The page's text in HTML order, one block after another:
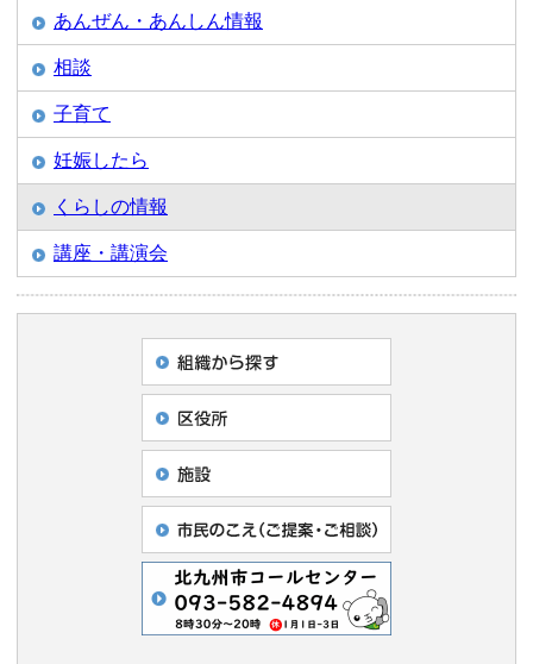
あんぜん・あんしん情報
相談
子育て
妊娠したら
くらしの情報
講座・講演会